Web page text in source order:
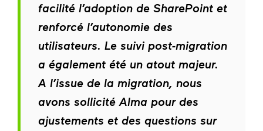
facilité l’adoption de SharePoint et
renforcé l’autonomie des
utilisateurs. Le suivi post-migration
a également été un atout majeur.
A l’issue de la migration, nous
avons sollicité Alma pour des
ajustements et des questions sur